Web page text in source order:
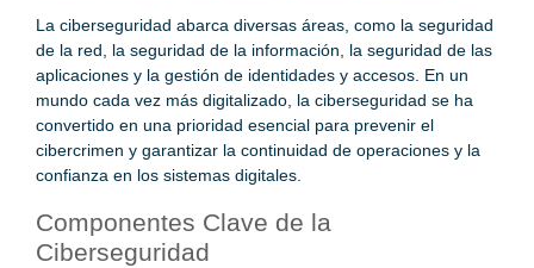
La ciberseguridad abarca diversas áreas, como la seguridad
de la red, la seguridad de la información, la seguridad de las
aplicaciones y la gestión de identidades y accesos. En un
mundo cada vez más digitalizado, la ciberseguridad se ha
convertido en una prioridad esencial para prevenir el
cibercrimen y garantizar la continuidad de operaciones y la
confianza en los sistemas digitales.
Componentes Clave de la
Ciberseguridad